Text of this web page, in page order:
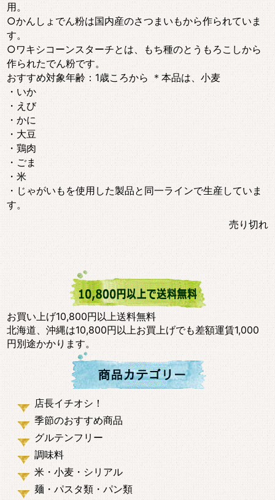
用。
○かんしょでん粉は国内産のさつまいもから作られていま
す。
○ワキシコーンスターチとは、もち種のとうもろこしから
作られたでん粉です。
おすすめ対象年齢：1歳ころから ＊本品は、小麦
・いか
・えび
・かに
・大豆
・鶏肉
・ごま
・米
・じゃがいもを使用した製品と同一ラインで生産していま
す。
売り切れ
お買い上げ10,800円以上送料無料
北海道、沖縄は10,800円以上お買上げでも差額運賃1,000
円別途かかります。
店長イチオシ！
季節のおすすめ商品
グルテンフリー
調味料
米・小麦・シリアル
麺・パスタ類・パン類